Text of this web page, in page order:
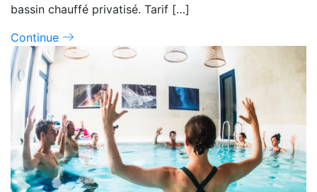
bassin chauffé privatisé. Tarif […]
Continue